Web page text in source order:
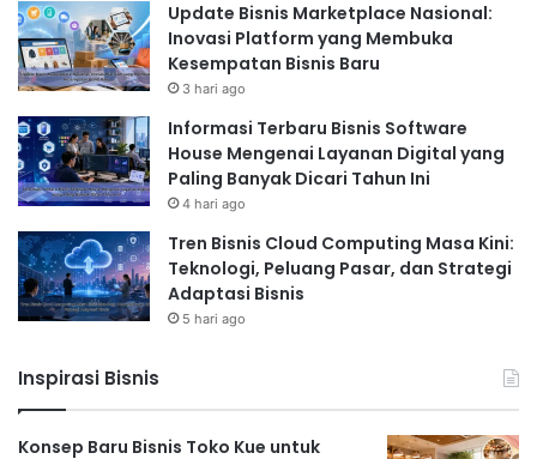
Update Bisnis Marketplace Nasional:
Inovasi Platform yang Membuka
Kesempatan Bisnis Baru
3 hari ago
Informasi Terbaru Bisnis Software
House Mengenai Layanan Digital yang
Paling Banyak Dicari Tahun Ini
4 hari ago
Tren Bisnis Cloud Computing Masa Kini:
Teknologi, Peluang Pasar, dan Strategi
Adaptasi Bisnis
5 hari ago
Inspirasi Bisnis
Konsep Baru Bisnis Toko Kue untuk